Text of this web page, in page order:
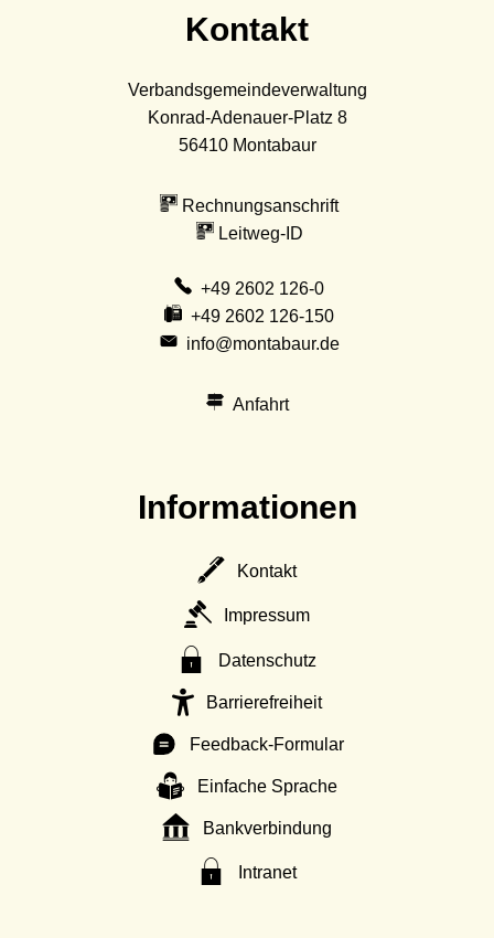
Kontakt
Verbandsgemeindeverwaltung
Konrad-Adenauer-Platz 8
56410 Montabaur
Rechnungsanschrift
Leitweg-ID
+49 2602 126-0
+49 2602 126-150
info@montabaur.de
Anfahrt
Informationen
Kontakt
Impressum
Datenschutz
Barrierefreiheit
Feedback-Formular
Einfache Sprache
Bankverbindung
Intranet